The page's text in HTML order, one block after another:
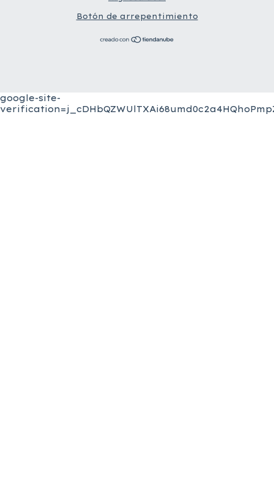
Botón de arrepentimiento
google-site-